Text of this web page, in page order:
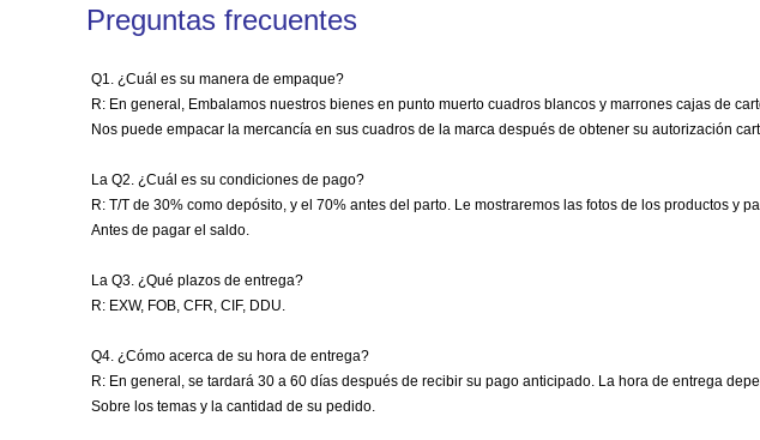
Preguntas frecuentes
Q1. ¿Cuál es su manera de empaque?
R: En general, Embalamos nuestros bienes en punto muerto cuadros blancos y marrones cajas de
Nos puede empacar la mercancía en sus cuadros de la marca después de obtener su autorización
La Q2. ¿Cuál es su condiciones de pago?
R: T/T de 30% como depósito, y el 70% antes del parto. Le mostraremos las fotos de los productos y
Antes de pagar el saldo.
La Q3. ¿Qué plazos de entrega?
R: EXW, FOB, CFR, CIF, DDU.
Q4. ¿Cómo acerca de su hora de entrega?
R: En general, se tardará 30 a 60 días después de recibir su pago anticipado. La hora de entrega
Sobre los temas y la cantidad de su pedido.